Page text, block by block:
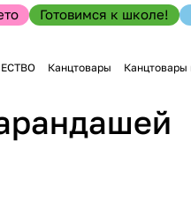
Готовимся к школе!
Канцтовары